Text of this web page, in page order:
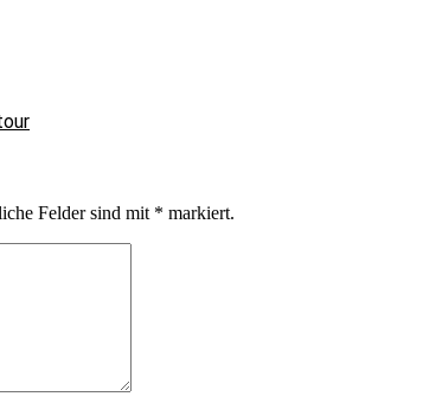
Felder sind mit * markiert.